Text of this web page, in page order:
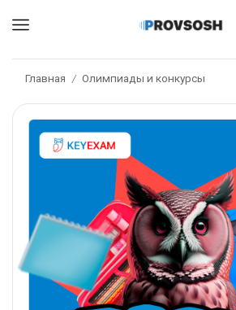
Главная / Олимпиады и конкурсы